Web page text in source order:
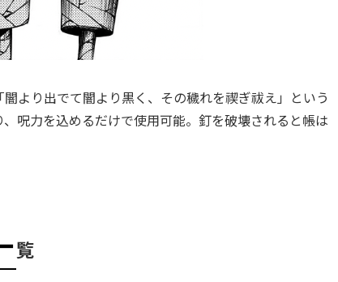
より出でて闇より黒く、その穢れを禊ぎ祓え」という
呪力を込めるだけで使用可能。釘を破壊されると帳は
覧